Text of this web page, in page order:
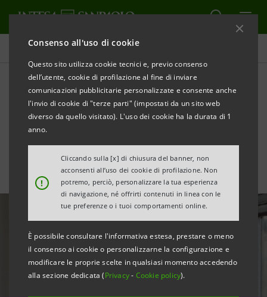
Consenso all'uso di cookie
Questo sito utilizza cookie tecnici e, previo consenso
dell’utente, cookie di profilazione al fine di inviare
comunicazioni pubblicitarie personalizzate e consente anche
l'invio di cookie di "terze parti" (impostati da un sito web
diverso da quello visitato). L'uso dei cookie ha la durata di 1
anno.
!
Cliccando sulla [x] di chiusura del banner, non
acconsenti all’uso dei cookie di profilazione. Non
potremo, perciò, personalizzare la tua esperienza
di navigazione, né offrirti contenuti in linea con le
tue preferenze o i tuoi comportamenti online.
È possibile consultare l'informativa estesa, prestare o meno
il consenso ai cookie o personalizzarne la configurazione e
modificare le proprie scelte in qualsiasi momento accedendo
alla sezione dedicata (Privacy- Cookie policy).
Ricerche Comportamentali
Rapporto Censis 2024: la
sindrome italiana